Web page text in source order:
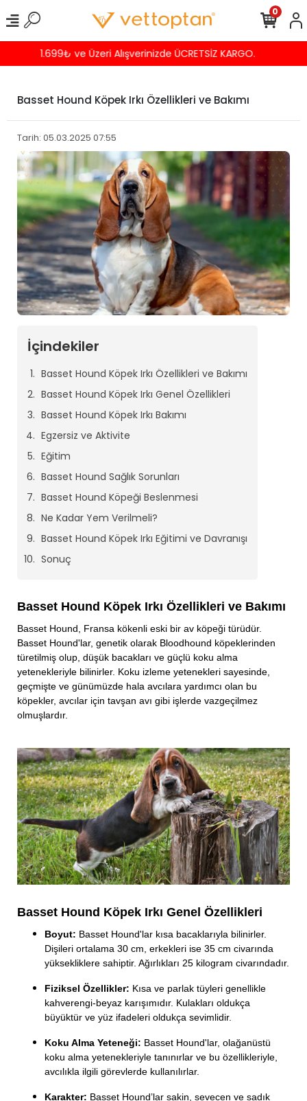
Havalede %4 İNDİRİM
0
Basset Hound Köpek Irkı Özellikleri ve Bakımı
Tarih: 05.03.2025 07:55
İçindekiler
Basset Hound Köpek Irkı Özellikleri ve Bakımı
Basset Hound Köpek Irkı Genel Özellikleri
Basset Hound Köpek Irkı Bakımı
Egzersiz ve Aktivite
Eğitim
Basset Hound Sağlık Sorunları
Basset Hound Köpeği Beslenmesi
Ne Kadar Yem Verilmeli?
Basset Hound Köpek Irkı Eğitimi ve Davranışı
Sonuç
Basset Hound Köpek Irkı Özellikleri ve Bakımı
Basset Hound, Fransa kökenli eski bir av köpeği türüdür.
Basset Hound'lar, genetik olarak Bloodhound köpeklerinden
türetilmiş olup, düşük bacakları ve güçlü koku alma
yetenekleriyle bilinirler. Koku izleme yetenekleri sayesinde,
geçmişte ve günümüzde hala avcılara yardımcı olan bu
köpekler, avcılar için tavşan avı gibi işlerde vazgeçilmez
olmuşlardır.
Basset Hound Köpek Irkı Genel Özellikleri
Boyut: Basset Hound'lar kısa bacaklarıyla bilinirler.
Dişileri ortalama 30 cm, erkekleri ise 35 cm civarında
yüksekliklere sahiptir. Ağırlıkları 25 kilogram civarındadır.
Fiziksel Özellikler: Kısa ve parlak tüyleri genellikle
kahverengi-beyaz karışımıdır. Kulakları oldukça
büyüktür ve yüz ifadeleri oldukça sevimlidir.
Koku Alma Yeteneği: Basset Hound'lar, olağanüstü
koku alma yetenekleriyle tanınırlar ve bu özellikleriyle,
avcılıkla ilgili görevlerde kullanılırlar.
Karakter: Basset Hound’lar sakin, sevecen ve sadık